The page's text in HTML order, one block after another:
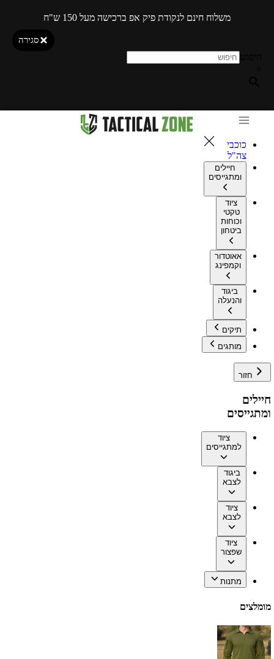
משלוח חינם לנקודת פיק אפ ברכישה מעל 150 ש"ח
סגירה
כוכבי
צה"ל
חיילים
ומתגייסים
ציוד
טקטי
וכוחות
ביטחון
אאוטדור
וקמפינג
ביגוד
והנעלה
תיקים
מותגים
חזור
חיילים
ומתגייסים
ציוד
למתגייסים
ביגוד
לצבא
ציוד
לצבא
ציוד
שפצור
מתנות
מומלצים